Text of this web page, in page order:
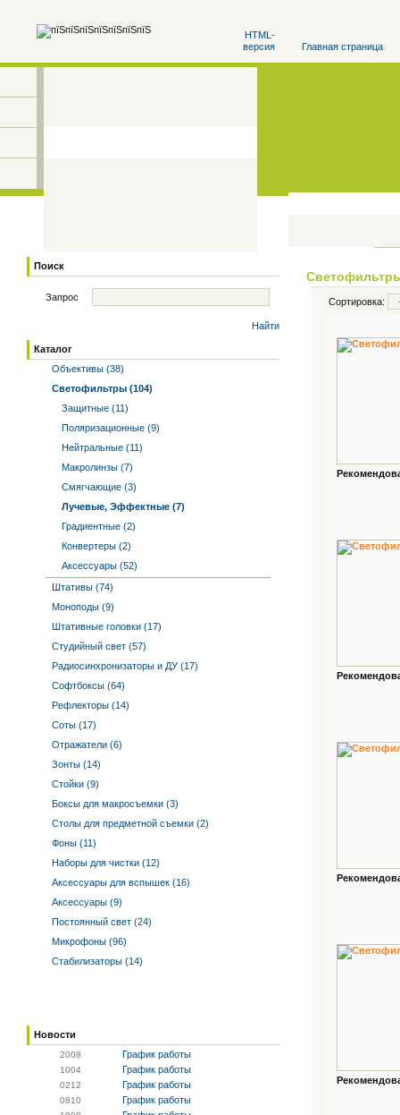
HTML-
версия
Главная страница
Поиск
Запрос
Найти
Каталог
Объективы (38)
Светофильтры (104)
Защитные (11)
Поляризационные (9)
Нейтральные (11)
Макролинзы (7)
Смягчающие (3)
Лучевые, Эффектные (7)
Градиентные (2)
Конвертеры (2)
Аксессуары (52)
Штативы (74)
Моноподы (9)
Штативные головки (17)
Студийный свет (57)
Радиосинхронизаторы и ДУ (17)
Софтбоксы (64)
Рефлекторы (14)
Соты (17)
Отражатели (6)
Зонты (14)
Стойки (9)
Боксы для макросъемки (3)
Столы для предметной съемки (2)
Фоны (11)
Наборы для чистки (12)
Аксессуары для вспышек (16)
Аксессуары (9)
Постоянный свет (24)
Микрофоны (96)
Стабилизаторы (14)
Новости
2008 График работы
1004 График работы
0212 График работы
0810 График работы
Сортировка: